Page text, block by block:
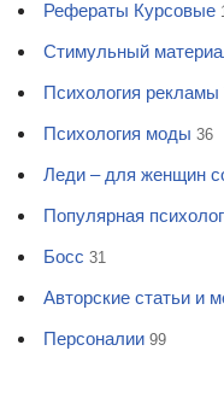
Рефераты Курсовые
Стимульный
Психология рекламы
Психология моды 36
Леди – для женщин
Популярная
Босс 31
Авторские статьи и
Персоналии 99